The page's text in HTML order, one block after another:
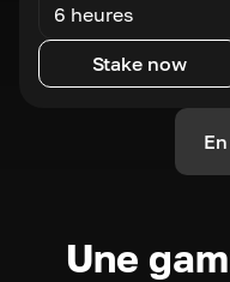
6 heures
Stake now
Une